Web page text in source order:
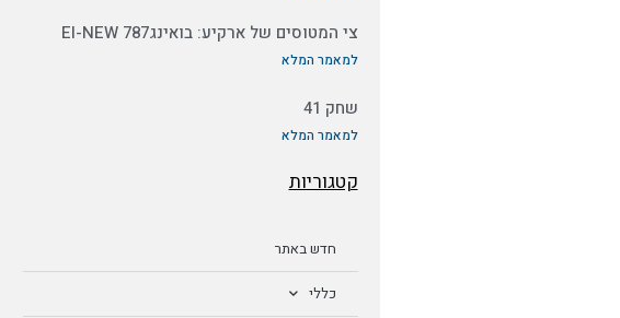
צי המטוסים של ארקיע: בואינג787 EI-NEW
למאמר המלא
שחק 41
למאמר המלא
קטגוריות
חדש באתר
כללי